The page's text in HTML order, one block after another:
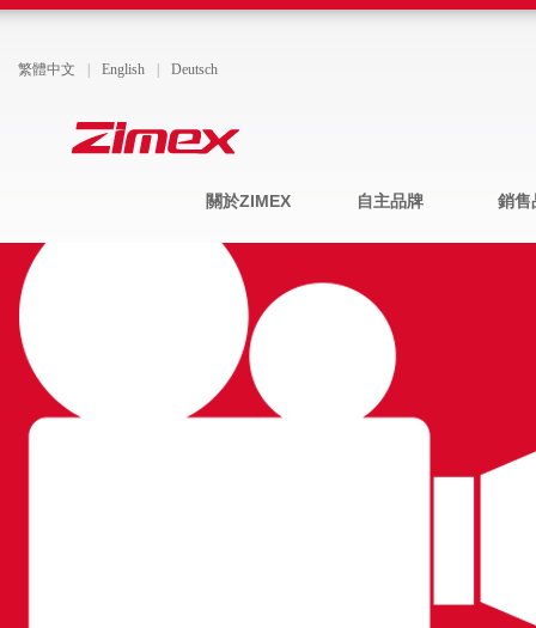
繁體中文 English Deutsch
關於ZIMEX 自主品牌 銷售